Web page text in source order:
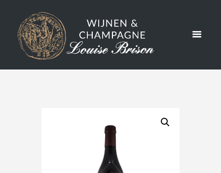
PAPE 2020
– BIO